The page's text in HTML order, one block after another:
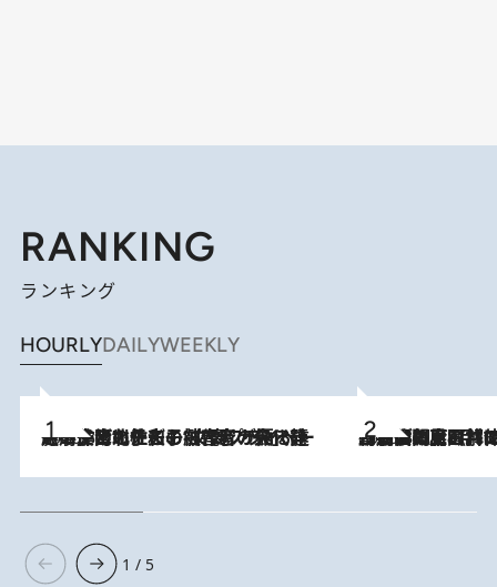
RANKING
ランキング
HOURLYDAILYWEEKLY
2026.8.3
《「文士の子ども被害者の会」発足！》阿川佐和子（72）が語る遠藤周作に北杜夫、劇作家・矢代静一の子どもたちの“文豪プライベート事件簿” 2026.8.8
「最後に見られてよかった」上野動物園の東園パンダ舎が解体前に特別公開。8月16日まで延長されたパネル展と共に辿る“半世紀”のパンダ飼育《解体工事の図面あり》
1 / 5